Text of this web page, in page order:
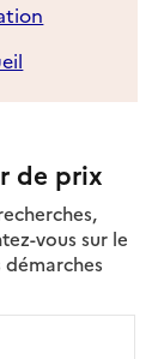
de prix
vous sur le